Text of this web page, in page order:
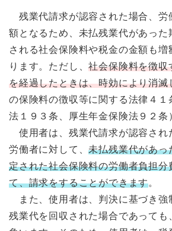
残業代請求が認容された場合、労
額となるため、未払残業代があった
される社会保険料や税金の金額も増
ります。ただし、社会保険料を徴収
を経過したときは、時効により消滅
の保険料の徴収等に関する法律４１
法１９３条、厚生年金保険法９２条
使用者は、残業代請求が認容され
労働者に対して、未払残業代があっ
定された社会保険料の労働者負担分
て、請求をすることができます。
また、使用者は、判決に基づき強
残業代を回収された場合であっても